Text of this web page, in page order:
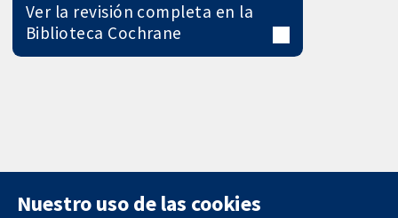
Ver la revisión completa en la
Biblioteca Cochrane
Nuestro uso de las cookies